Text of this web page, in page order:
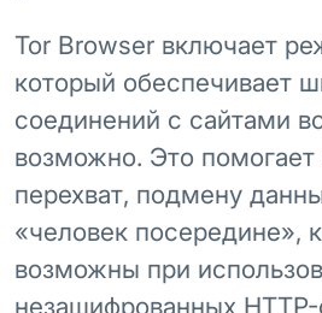
Tor Browser включает
который обеспечивает
соединений с сайтами
возможно. Это помогает
перехват, подмену
«человек посередине»,
возможны при
незашифрованных